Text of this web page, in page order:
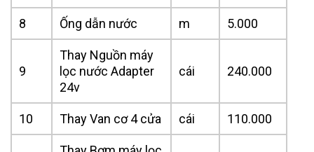
8 Ống dẫn nước m 5.000
9
Thay Nguồn máy
lọc nước Adapter
24v
cái 240.000
10 Thay Van cơ 4 cửa cái 110.000